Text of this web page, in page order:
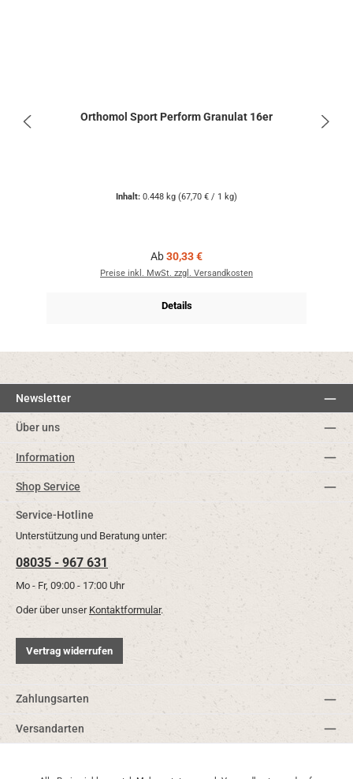
Orthomol Sport Perform Granulat 16er
Inhalt: 0.448 kg (67,70 € / 1 kg)
Regulärer Preis:
Ab30,33 €
Preise inkl. MwSt. zzgl. Versandkosten
Details
Newsletter
Über uns
Information
Shop Service
Service-Hotline
Unterstützung und Beratung unter:
08035 - 967 631
Mo - Fr, 09:00 - 17:00 Uhr
Oder über unser Kontaktformular.
Vertrag widerrufen
Zahlungsarten
Versandarten